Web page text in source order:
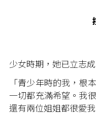
少女時期，她已立志
「青少年時的我，根
一切都充滿希望。我
還有兩位姐姐都很愛我